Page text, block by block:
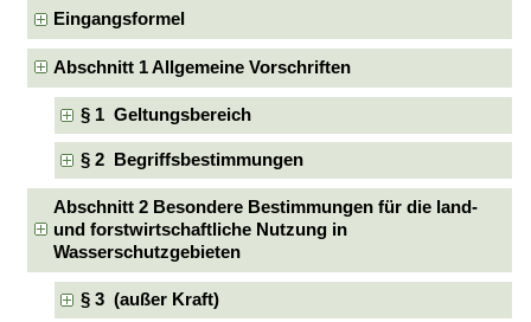
Eingangsformel
Abschnitt 1 Allgemeine Vorschriften
§ 1 Geltungsbereich
§ 2 Begriffsbestimmungen
Abschnitt 2 Besondere Bestimmungen für die land-
und forstwirtschaftliche Nutzung in
Wasserschutzgebieten
§ 3 (außer Kraft)